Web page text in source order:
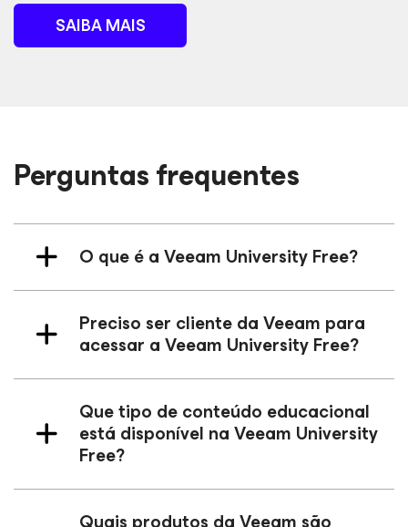
SAIBA MAIS
Perguntas frequentes
O que é a Veeam University Free?
Preciso ser cliente da Veeam para
acessar a Veeam University Free?
Que tipo de conteúdo educacional
está disponível na Veeam University
Free?